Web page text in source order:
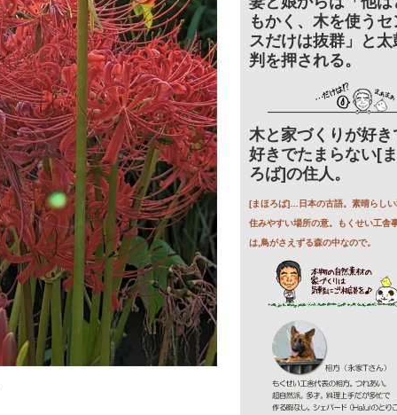
もかく、木を使うセ
スだけは抜群」と太
判を押される。
木と家づくりが好き
好きでたまらない[
ろば]の住人。
[まほろば]…日本の古語。素晴らしい
住みやすい場所の意。もくせい工舎
は,鳥がさえずる森の中なので。